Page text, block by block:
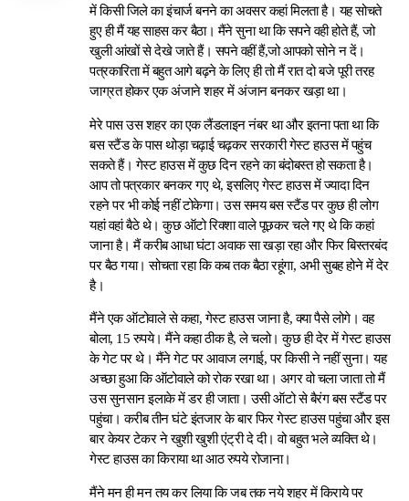
में किसी जिले का इंचार्ज बनने का अवसर कहां मिलता है। यह सोचते
हुए ही मैं यह साहस कर बैठा। मैंने सुना था कि सपने वही होते हैं, जो
खुली आंखों से देखे जाते हैं। सपने वहीं हैं,जो आपको सोने न दें।
पत्रकारिता में बहुत आगे बढ़ने के लिए ही तो मैं रात दो बजे पूरी तरह
जाग्रत होकर एक अंजाने शहर में अंजान बनकर खड़ा था।
मेरे पास उस शहर का एक लैंडलाइन नंबर था और इतना पता था कि
बस स्टैंड के पास थोड़ा चढ़ाई चढ़कर सरकारी गेस्ट हाउस में पहुंच
सकते हैं। गेस्ट हाउस में कुछ दिन रहने का बंदोबस्त हो सकता है।
आप तो पत्रकार बनकर गए थे, इसलिए गेस्ट हाउस में ज्यादा दिन
रहने पर भी कोई नहीं टोकेगा। उस समय बस स्टैंड पर कुछ ही लोग
यहां वहां बैठे थे। कुछ ऑटो रिक्शा वाले पूछकर चले गए थे कि कहां
जाना है। मैं करीब आधा घंटा अवाक सा खड़ा रहा और फिर बिस्तरबंद
पर बैठ गया। सोचता रहा कि कब तक बैठा रहूंगा, अभी सुबह होने में देर
है।
मैंने एक ऑटोवाले से कहा, गेस्ट हाउस जाना है, क्या पैसे लोगे। वह
बोला, 15 रुपये। मैंने कहा ठीक है, ले चलो। कुछ ही देर में गेस्ट हाउस
के गेट पर थे। मैंने गेट पर आवाज लगाई, पर किसी ने नहीं सुना। यह
अच्छा हुआ कि ऑटोवाले को रोक रखा था। अगर वो चला जाता तो मैं
उस सुनसान इलाके में डर ही जाता। उसी ऑटो से बैरंग बस स्टैंड पर
पहुंचा। करीब तीन घंटे इंतजार के बार फिर गेस्ट हाउस पहुंचा और इस
बार केयर टेकर ने खुशी खुशी एंट्री दे दी। वो बहुत भले व्यक्ति थे।
गेस्ट हाउस का किराया था आठ रुपये रोजाना।
मैंने मन ही मन तय कर लिया कि जब तक नये शहर में किराये पर